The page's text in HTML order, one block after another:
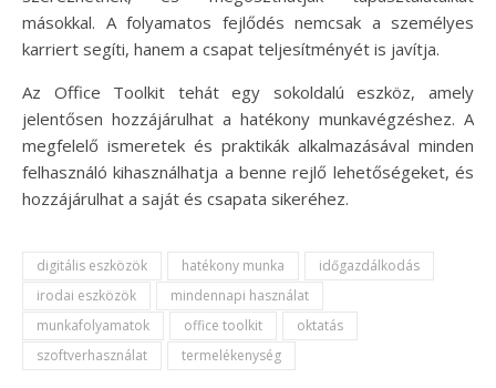
másokkal. A folyamatos fejlődés nemcsak a személyes
karriert segíti, hanem a csapat teljesítményét is javítja.
Az Office Toolkit tehát egy sokoldalú eszköz, amely
jelentősen hozzájárulhat a hatékony munkavégzéshez. A
megfelelő ismeretek és praktikák alkalmazásával minden
felhasználó kihasználhatja a benne rejlő lehetőségeket, és
hozzájárulhat a saját és csapata sikeréhez.
digitális eszközök hatékony munka
időgazdálkodás
irodai eszközök
mindennapi használat
munkafolyamatok
office toolkit
oktatás
szoftverhasználat
termelékenység